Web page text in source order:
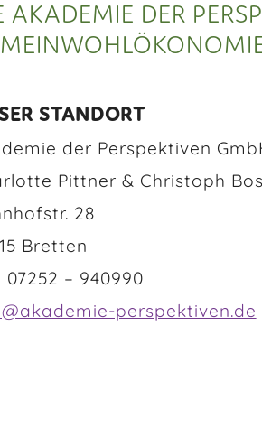
AKADEMIE DER
STANDORT
der Perspektiven
Pittner & Christoph
28
Bretten
07252 – 940990
perspektiven.de